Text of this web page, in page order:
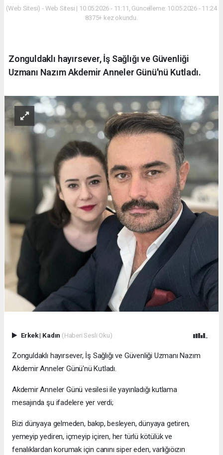
(Web Sitesi) - Web Sitesi | 10.05.2026 - 11:11, Güncelleme: 10.05.2026 - 11:24
8375+ kez okundu.
Zonguldaklı hayırsever, İş Sağlığı ve Güvenliği
Uzmanı Nazım Akdemir Anneler Günü'nü Kutladı.
Erkek| Kadın (Haberi Sesli Oku)
Zonguldaklı hayırsever, İş Sağlığı ve Güvenliği Uzmanı Nazım
Akdemir Anneler Günü'nü Kutladı.
Akdemir Anneler Günü vesilesi ile yayınladığı kutlama
mesajında şu ifadelere yer verdi;
Bizi dünyaya gelmeden, bakıp, besleyen, dünyaya getiren,
yemeyip yediren, içmeyip içiren, her türlü kötülük ve
fenalıklardan korumak için canını siper eden, varlığıöızın